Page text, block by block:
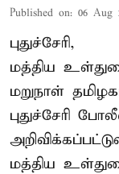
Published on: 06 Aug
புதுச்சேரி,
மத்திய
மறுநாள்
புதுச்சேரி
மத்திய